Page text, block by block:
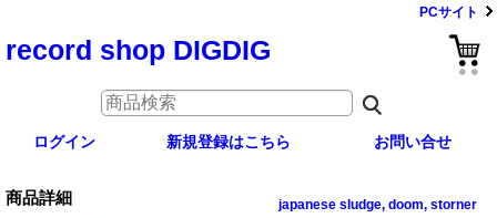
PCサイト
record shop DIGDIG
ログイン 新規登録はこちら お問い合せ
商品詳細 japanese sludge, doom, storner